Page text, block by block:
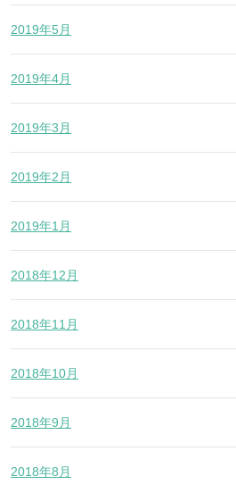
2019年5月
2019年4月
2019年3月
2019年2月
2019年1月
2018年12月
2018年11月
2018年10月
2018年9月
2018年8月